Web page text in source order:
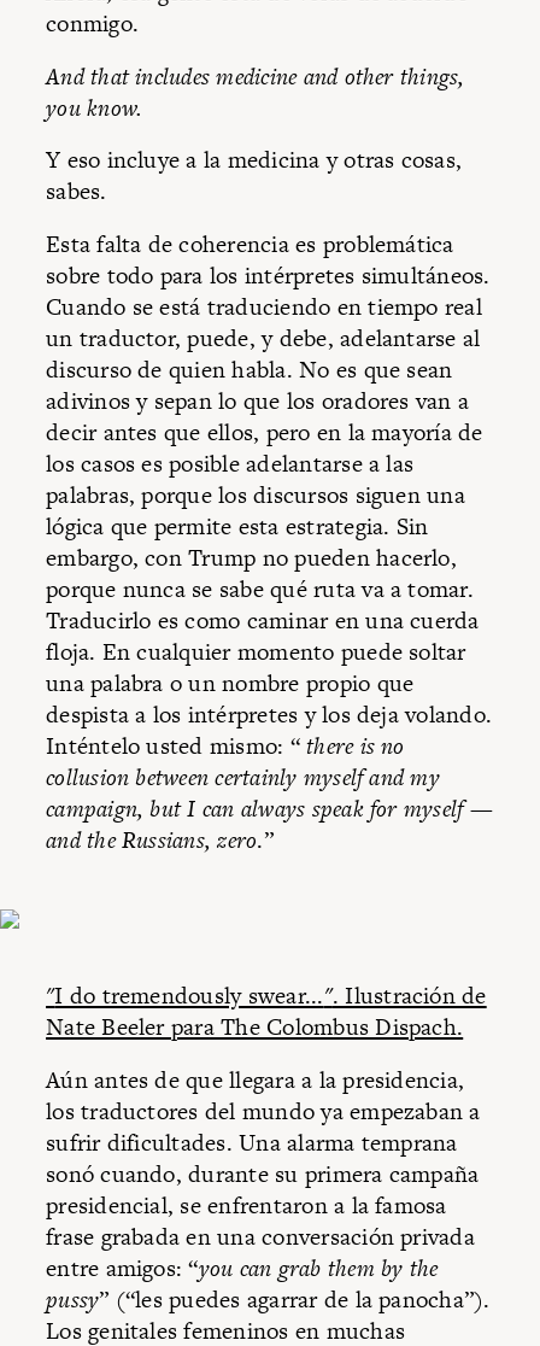
conmigo.
And that includes medicine and other things,
you know.
Y eso incluye a la medicina y otras cosas,
sabes.
Esta falta de coherencia es problemática
sobre todo para los intérpretes simultáneos.
Cuando se está traduciendo en tiempo real
un traductor, puede, y debe, adelantarse al
discurso de quien habla. No es que sean
adivinos y sepan lo que los oradores van a
decir antes que ellos, pero en la mayoría de
los casos es posible adelantarse a las
palabras, porque los discursos siguen una
lógica que permite esta estrategia. Sin
embargo, con Trump no pueden hacerlo,
porque nunca se sabe qué ruta va a tomar.
Traducirlo es como caminar en una cuerda
floja. En cualquier momento puede soltar
una palabra o un nombre propio que
despista a los intérpretes y los deja volando.
Inténtelo usted mismo: “there is no
collusion between certainly myself and my
campaign, but I can always speak for myself —
and the Russians, zero.”
"I do tremendously swear...". Ilustración de
Nate Beeler para The Colombus Dispach.
Aún antes de que llegara a la presidencia,
los traductores del mundo ya empezaban a
sufrir dificultades. Una alarma temprana
sonó cuando, durante su primera campaña
presidencial, se enfrentaron a la famosa
frase grabada en una conversación privada
entre amigos: “you can grab them by the
pussy” (“les puedes agarrar de la panocha”).
Los genitales femeninos en muchas